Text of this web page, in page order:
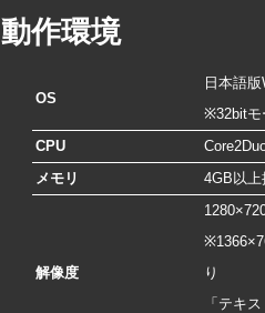
動作環境
OS
日本語
※32bitモ
CPU
メモリ
4GB以上
解像度
り
「テキ